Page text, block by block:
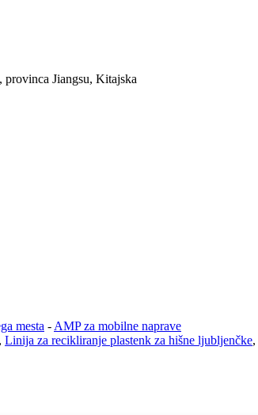
provinca Jiangsu, Kitajska
mesta - AMP za mobilne naprave
, Linija za recikliranje plastenk za hišne ljubljenčke,